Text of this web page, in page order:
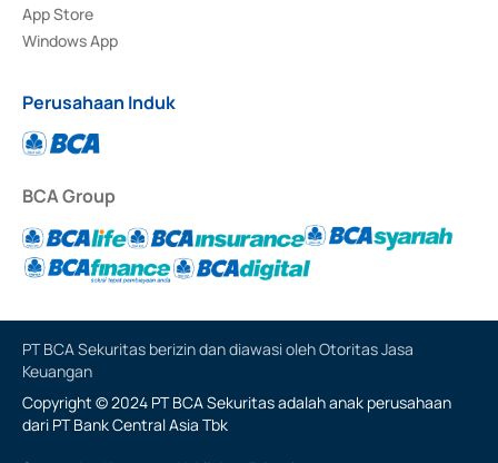
App Store
Windows App
Perusahaan Induk
BCA Group
PT BCA Sekuritas berizin dan diawasi oleh Otoritas Jasa
Keuangan
Copyright © 2024 PT BCA Sekuritas adalah anak perusahaan
dari PT Bank Central Asia Tbk